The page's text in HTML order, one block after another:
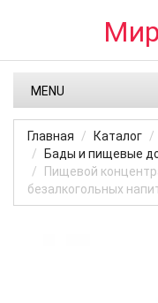
MENU
Главная Каталог
Бады и пищевые
Пищевой
безалкогольных